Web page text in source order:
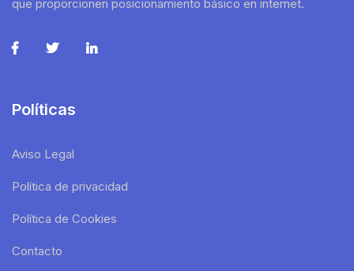
que proporcionen posicionamiento básico en internet.
Políticas
Aviso Legal
Política de privacidad
Política de Cookies
Contacto